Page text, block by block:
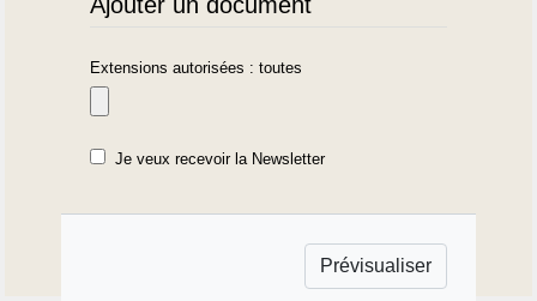
Extensions autorisées : toutes
Je veux recevoir la Newsletter